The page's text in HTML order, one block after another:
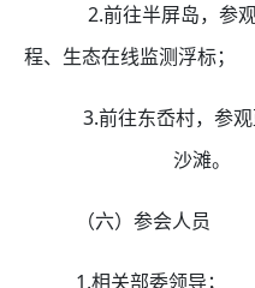
2.前往半屏岛，参
程、生态在线监测浮标；
3.前往东岙村，参
沙滩。
（六）参会人员
1.相关部委领导；